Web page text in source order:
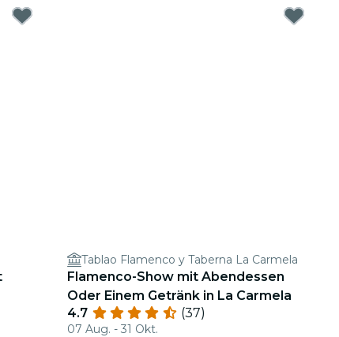
Tablao Flamenco y Taberna La Carmela
Flamenco-Show mit Abendessen
Oder Einem Getränk in La Carmela
4.7
(37)
07 Aug. - 31 Okt.